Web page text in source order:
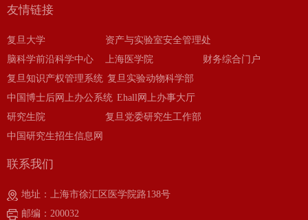
友情链接
复旦大学
资产与实验室安全管理处
脑科学前沿科学中心
上海医学院
财务综合门户
复旦知识产权管理系统 复旦实验动物科学部
中国博士后网上办公系统 Ehall网上办事大厅
研究生院
复旦党委研究生工作部
中国研究生招生信息网
联系我们
地址：上海市徐汇区医学院路138号
邮编：200032